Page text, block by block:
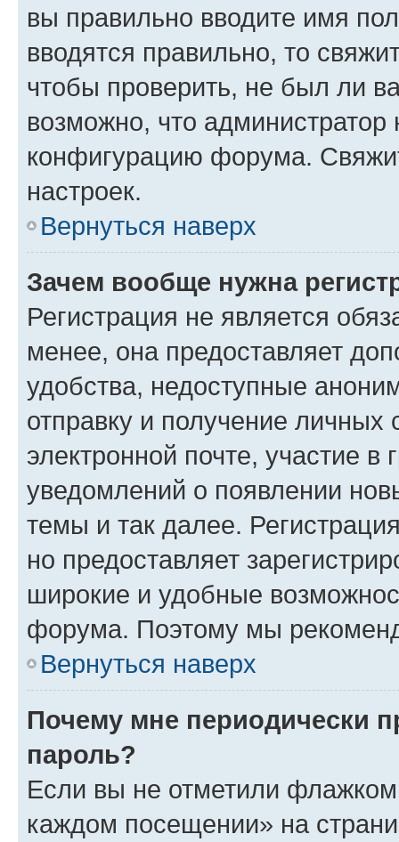
вы правильно вводите имя
вводятся правильно, то
чтобы проверить, не был ли
возможно, что администратор
конфигурацию форума.
настроек.
Вернуться наверх
Зачем вообще нужна
Регистрация не является
менее, она предоставляет
удобства, недоступные
отправку и получение
электронной почте, участие в
уведомлений о появлении
темы и так далее.
но предоставляет
широкие и удобные
форума. Поэтому мы
Вернуться наверх
Почему мне периодически
пароль?
Если вы не отметили флажком
каждом посещении» на